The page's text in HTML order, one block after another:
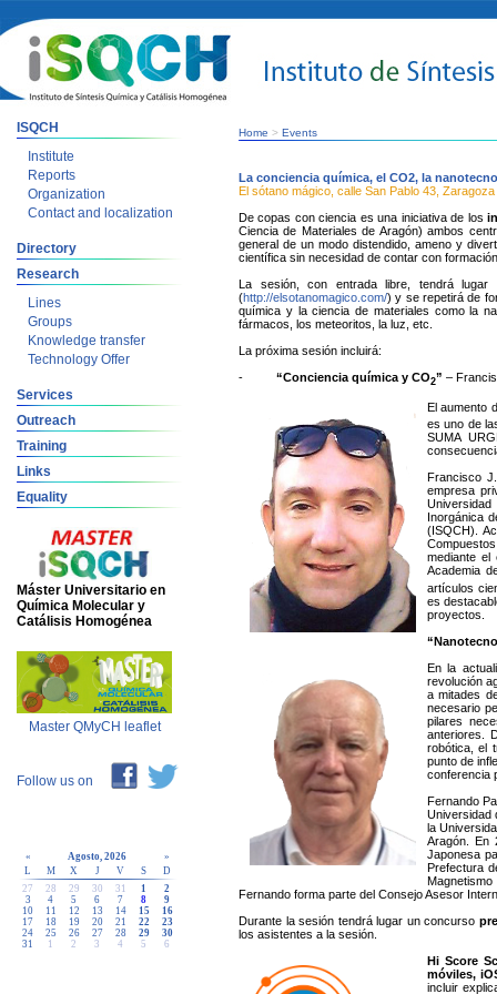
ISQCH
Institute
Reports
Organization
Contact and localization
Directory
Research
Lines
Groups
Knowledge transfer
Technology Offer
Services
Outreach
Training
Links
Equality
Máster Universitario en
Química Molecular y
Catálisis Homogénea
Master QMyCH leaflet
Follow us on
« Agosto, 2026
»
L
M X J V S
D
27
28 29 30 31 1
2
3
4 5 6 7 8
9
10
11 12 13 14 15
16
17
18 19 20 21 22
23
24
25 26 27 28 29
30
31
1 2 3 4 5 6
Home > Events
La conciencia química, el CO2, la
El sótano mágico, calle San Pablo 43,
De copas con ciencia es una iniciativa de los
Ciencia de Materiales de Aragón) ambos
general de un modo distendido, ameno y
científica sin necesidad de contar con
La sesión, con entrada libre, tendrá
(http://elsotanomagico.com/) y se repetirá de
química y la ciencia de materiales como la
fármacos, los meteoritos, la luz, etc.
La próxima sesión incluirá:
- “Conciencia química y CO2” –
El aumento
es uno de
SUMA
Francisco
empresa
Inorgánica
(ISQCH).
mediante el
Academia
artículos
es
proyectos.
“
En la
revolución
a mitades
necesario
pilares
anteriores.
robótica, el
punto de
conferencia
Fernando
Universidad
la
Aragón. En
Japonesa
Prefectura
Fernando forma parte del Consejo Asesor
Durante la sesión tendrá lugar un concurso
los asistentes a la sesión.
Hi Score
móviles,
incluir